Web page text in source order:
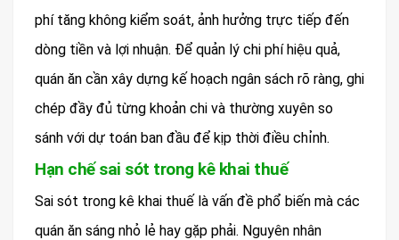
phí tăng không kiểm soát, ảnh hưởng trực tiếp đến
dòng tiền và lợi nhuận. Để quản lý chi phí hiệu quả,
quán ăn cần xây dựng kế hoạch ngân sách rõ ràng, ghi
chép đầy đủ từng khoản chi và thường xuyên so
sánh với dự toán ban đầu để kịp thời điều chỉnh.
Hạn chế sai sót trong kê khai thuế
Sai sót trong kê khai thuế là vấn đề phổ biến mà các
quán ăn sáng nhỏ lẻ hay gặp phải. Nguyên nhân